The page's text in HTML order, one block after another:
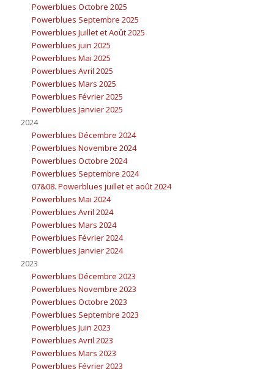
Powerblues Octobre 2025
Powerblues Septembre 2025
Powerblues Juillet et Août 2025
Powerblues juin 2025
Powerblues Mai 2025
Powerblues Avril 2025
Powerblues Mars 2025
Powerblues Février 2025
Powerblues Janvier 2025
2024
Powerblues Décembre 2024
Powerblues Novembre 2024
Powerblues Octobre 2024
Powerblues Septembre 2024
07&08. Powerblues juillet et août 2024
Powerblues Mai 2024
Powerblues Avril 2024
Powerblues Mars 2024
Powerblues Février 2024
Powerblues Janvier 2024
2023
Powerblues Décembre 2023
Powerblues Novembre 2023
Powerblues Octobre 2023
Powerblues Septembre 2023
Powerblues Juin 2023
Powerblues Avril 2023
Powerblues Mars 2023
Powerblues Février 2023